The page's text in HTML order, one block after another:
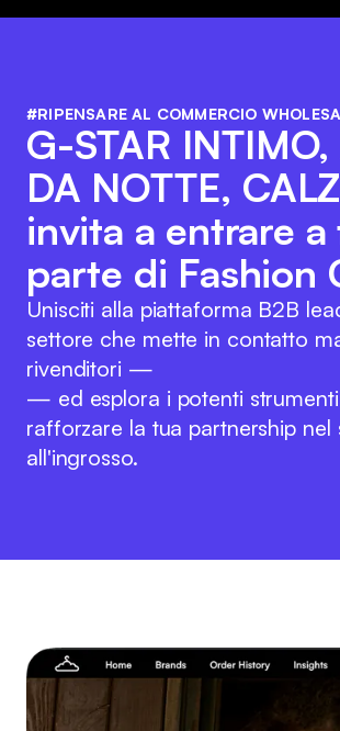
#RIPENSARE AL COMMERCIO
G-STAR INTIMO,
DA NOTTE,
invita a entrare a
parte di Fashion
Unisciti alla piattaforma B2B
settore che mette in contatto
rivenditori —
— ed esplora i potenti
rafforzare la tua partnership nel
all'ingrosso.